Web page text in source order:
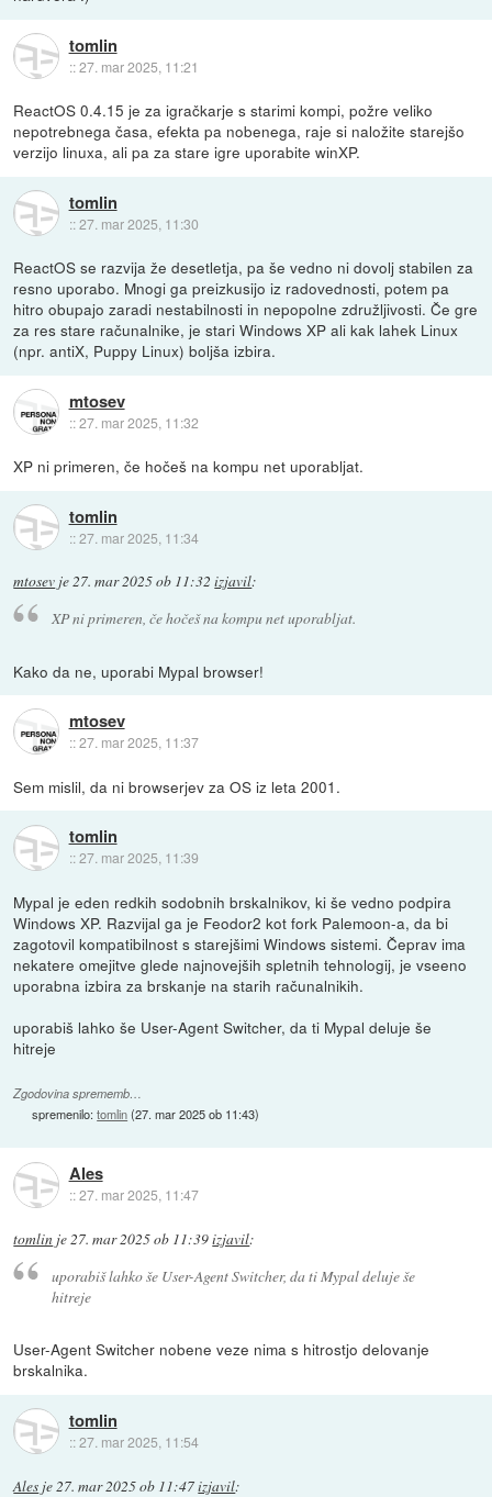
tomlin
::27. mar 2025, 11:21
ReactOS 0.4.15 je za igračkarje s starimi kompi, požre veliko
nepotrebnega časa, efekta pa nobenega, raje si naložite starejšo
verzijo linuxa, ali pa za stare igre uporabite winXP.
tomlin
::27. mar 2025, 11:30
ReactOS se razvija že desetletja, pa še vedno ni dovolj stabilen za
resno uporabo. Mnogi ga preizkusijo iz radovednosti, potem pa
hitro obupajo zaradi nestabilnosti in nepopolne združljivosti. Če gre
za res stare računalnike, je stari Windows XP ali kak lahek Linux
(npr. antiX, Puppy Linux) boljša izbira.
mtosev
::27. mar 2025, 11:32
XP ni primeren, če hočeš na kompu net uporabljat.
tomlin
::27. mar 2025, 11:34
mtosev je27. mar 2025 ob 11:32 izjavil:
XP ni primeren, če hočeš na kompu net uporabljat.
Kako da ne, uporabi Mypal browser!
mtosev
::27. mar 2025, 11:37
Sem mislil, da ni browserjev za OS iz leta 2001.
tomlin
::27. mar 2025, 11:39
Mypal je eden redkih sodobnih brskalnikov, ki še vedno podpira
Windows XP. Razvijal ga je Feodor2 kot fork Palemoon-a, da bi
zagotovil kompatibilnost s starejšimi Windows sistemi. Čeprav ima
nekatere omejitve glede najnovejših spletnih tehnologij, je vseeno
uporabna izbira za brskanje na starih računalnikih.
uporabiš lahko še User-Agent Switcher, da ti Mypal deluje še
hitreje
Zgodovina sprememb…
spremenilo:tomlin(27. mar 2025 ob 11:43)
Ales
::27. mar 2025, 11:47
tomlin je27. mar 2025 ob 11:39izjavil:
uporabiš lahko še User-Agent Switcher, da ti Mypal deluje še
hitreje
User-Agent Switcher nobene veze nima s hitrostjo delovanje
brskalnika.
tomlin
::27. mar 2025, 11:54
Ales je 27. mar 2025 ob 11:47izjavil: